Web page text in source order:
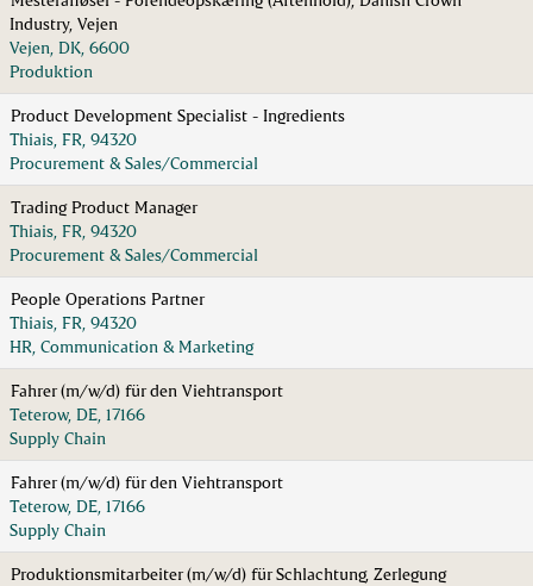
Industry, Vejen
Vejen, DK, 6600
Produktion
Product Development Specialist - Ingredients
Thiais, FR, 94320
Procurement & Sales/Commercial
Trading Product Manager
Thiais, FR, 94320
Procurement & Sales/Commercial
People Operations Partner
Thiais, FR, 94320
HR, Communication & Marketing
Fahrer (m/w/d) für den Viehtransport
Teterow, DE, 17166
Supply Chain
Fahrer (m/w/d) für den Viehtransport
Teterow, DE, 17166
Supply Chain
Produktionsmitarbeiter (m/w/d) für Schlachtung, Zerlegung